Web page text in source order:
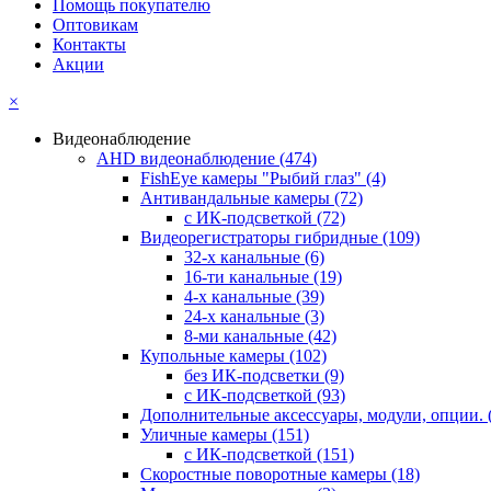
Помощь покупателю
Оптовикам
Контакты
Акции
×
Видеонаблюдение
AHD видеонаблюдение (474)
FishEye камеры "Рыбий глаз" (4)
Антивандальные камеры (72)
с ИК-подсветкой (72)
Видеорегистраторы гибридные (109)
32-х канальные (6)
16-ти канальные (19)
4-х канальные (39)
24-х канальные (3)
8-ми канальные (42)
Купольные камеры (102)
без ИК-подсветки (9)
с ИК-подсветкой (93)
Дополнительные аксессуары, модули, опции.
Уличные камеры (151)
с ИК-подсветкой (151)
Скоростные поворотные камеры (18)